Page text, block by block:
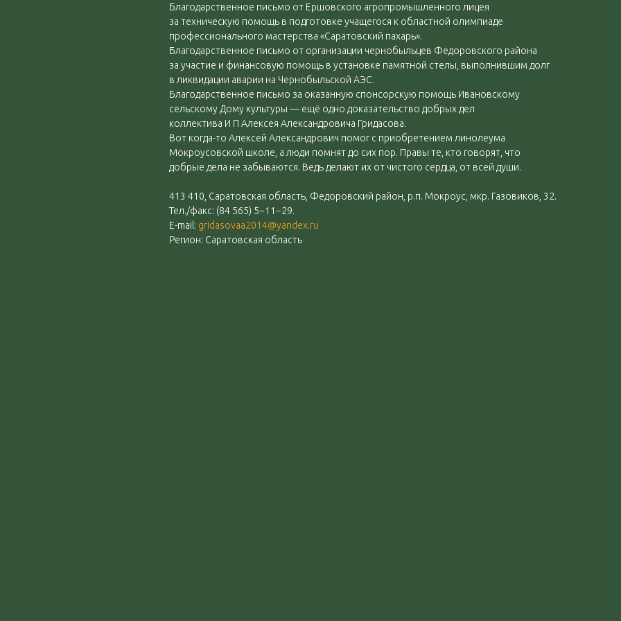
Благодарственное письмо от Ершовского агропромышленного лицея
за техническую помощь в подготовке учащегося к областной олимпиаде
профессионального мастерства «Саратовский пахарь».
Благодарственное письмо от организации чернобыльцев Федоровского района
за участие и финансовую помощь в установке памятной стелы, выполнившим долг
в ликвидации аварии на Чернобыльской АЭС.
Благодарственное письмо за оказанную спонсорскую помощь Ивановскому
сельскому Дому культуры — ещё одно доказательство добрых дел
коллектива И П Алексея Александровича Гридасова.
Вот когда-то Алексей Александрович помог с приобретением линолеума
Мокроусовской школе, а люди помнят до сих пор. Правы те, кто говорят, что
добрые дела не забываются. Ведь делают их от чистого сердца, от всей души.
413 410, Саратовская область, Федоровский район, р.п. Мокроус, мкр. Газовиков, 32.
Тел./факс: (84 565) 5−11−29.
E-mail: gridasovaa2014@yandex.ru
Регион: Саратовская область